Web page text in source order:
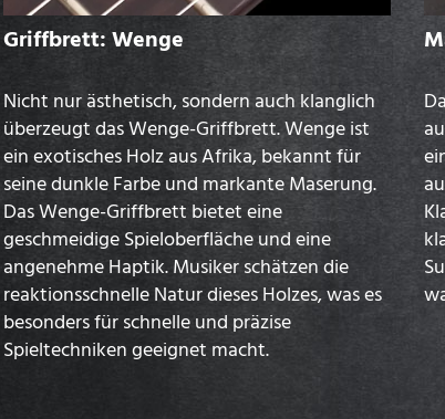
Griffbrett: Wenge
Nicht nur ästhetisch, sondern auch klanglich
überzeugt das Wenge-Griffbrett. Wenge ist
ein exotisches Holz aus Afrika, bekannt für
seine dunkle Farbe und markante Maserung.
Das Wenge-Griffbrett bietet eine
geschmeidige Spieloberfläche und eine
angenehme Haptik. Musiker schätzen die
reaktionsschnelle Natur dieses Holzes, was es
besonders für schnelle und präzise
Spieltechniken geeignet macht.